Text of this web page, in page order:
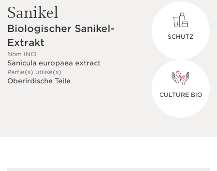
Sanikel
Biologischer Sanikel-
Extrakt
Nom INCI
Sanicula europaea extract
Partie(s) utilisé(s)
Oberirdische Teile
SCHUTZ
CULTURE BIO